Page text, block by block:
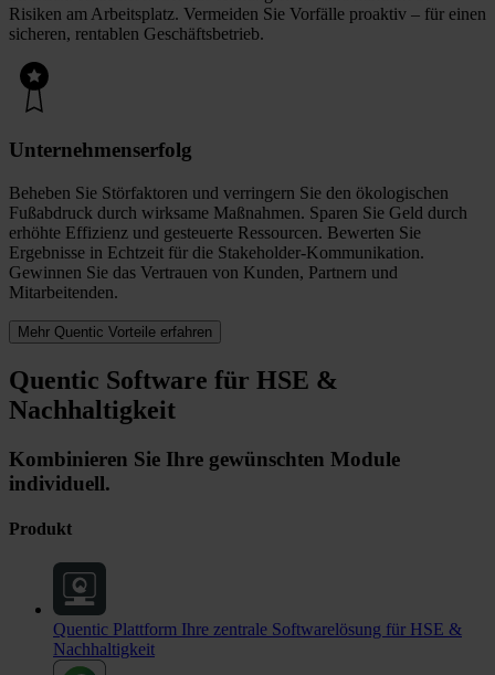
Risiken am Arbeitsplatz. Vermeiden Sie Vorfälle proaktiv – für einen
sicheren, rentablen Geschäftsbetrieb.
Unternehmenserfolg
Beheben Sie Störfaktoren und verringern Sie den ökologischen
Fußabdruck durch wirksame Maßnahmen. Sparen Sie Geld durch
erhöhte Effizienz und gesteuerte Ressourcen. Bewerten Sie
Ergebnisse in Echtzeit für die Stakeholder-Kommunikation.
Gewinnen Sie das Vertrauen von Kunden, Partnern und
Mitarbeitenden.
Mehr Quentic Vorteile erfahren
Quentic Software für HSE &
Nachhaltigkeit
Kombinieren Sie Ihre gewünschten Module
individuell.
Produkt
Quentic Plattform Ihre zentrale Softwarelösung für HSE &
Nachhaltigkeit